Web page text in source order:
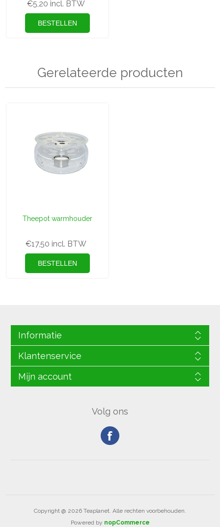
€5,20 incl. BTW
Gerelateerde producten
Theepot warmhouder
€17,50 incl. BTW
Informatie
Klantenservice
Mijn account
Volg ons
Copyright @ 2026 Teaplanet. Alle rechten voorbehouden.
Powered by nopCommerce